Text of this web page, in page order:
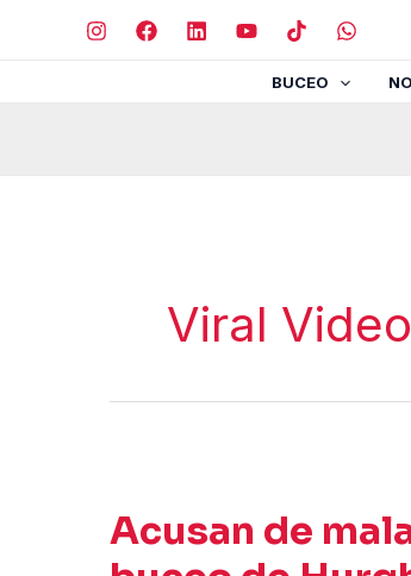
BUCEO
Viral Video
Acusan de